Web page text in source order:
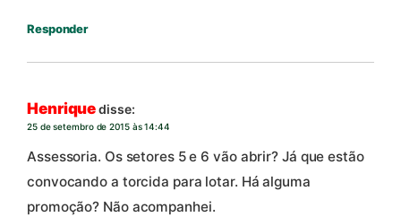
Responder
Henriquedisse:
25 de setembro de 2015 às 14:44
Assessoria. Os setores 5 e 6 vão abrir? Já que estão
convocando a torcida para lotar. Há alguma
promoção? Não acompanhei.